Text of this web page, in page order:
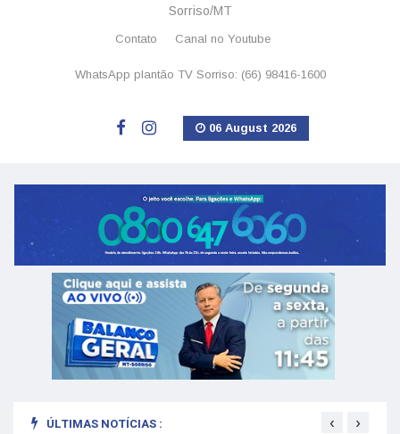
Sorriso/MT
Contato Canal no Youtube
WhatsApp plantão TV Sorriso: (66) 98416-1600
06 August 2026
ÚLTIMAS NOTÍCIAS : ‹ ›